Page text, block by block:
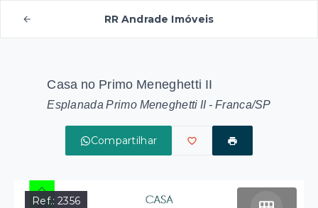
RR Andrade Imóveis
Casa no Primo Meneghetti II
Esplanada Primo Meneghetti II - Franca/SP
Compartilhar
Ref.:2356